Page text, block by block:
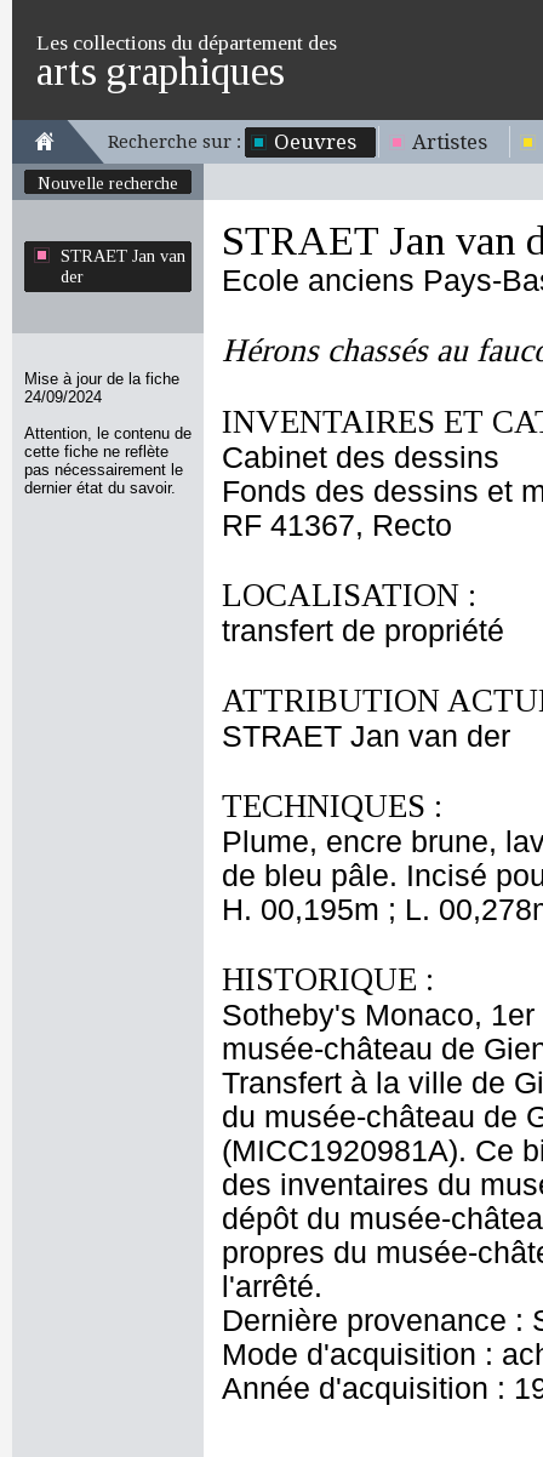
Les collections du département des
arts graphiques
Recherche sur : Oeuvres Artistes
Nouvelle recherche
STRAET Jan van
der
Mise à jour de la fiche
24/09/2024
Attention, le contenu de
cette fiche ne reflète
pas nécessairement le
dernier état du savoir.
STRAET Jan van
Ecole anciens Pays-
Hérons chassés au
INVENTAIRES ET
Cabinet des dessins
Fonds des dessins et
RF 41367, Recto
LOCALISATION :
transfert de propriété
ATTRIBUTION
STRAET Jan van der
TECHNIQUES :
Plume, encre brune,
de bleu pâle. Incisé
H. 00,195m ; L.
HISTORIQUE :
Sotheby's Monaco,
musée-château de
Transfert à la ville de
du musée-château de
(MICC1920981A). Ce
des inventaires du
dépôt du musée-
propres du musée-
l'arrêté.
Dernière provenance :
Mode d'acquisition :
Année d'acquisition :